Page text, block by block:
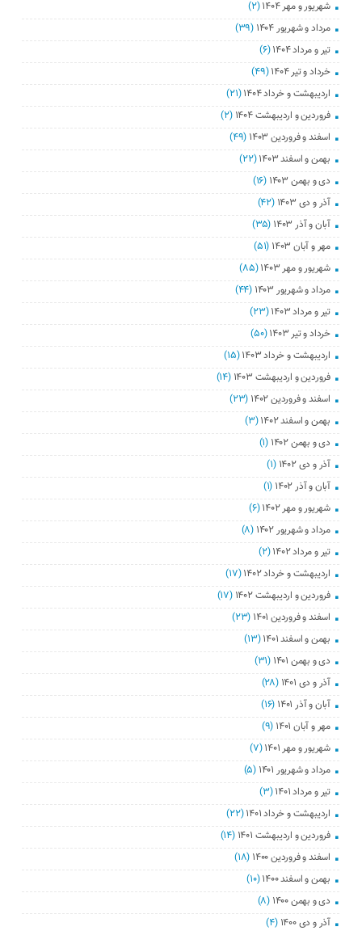
شهریور و مهر ۱۴۰۴
(۲)
مرداد و شهریور ۱۴۰۴
(۳۹)
تیر و مرداد ۱۴۰۴
(۶)
خرداد و تیر ۱۴۰۴
(۴۹)
اردیبهشت و خرداد ۱۴۰۴
(۲۱)
فروردین و اردیبهشت ۱۴۰۴
(۲)
اسفند و فروردین ۱۴۰۳
(۴۹)
بهمن و اسفند ۱۴۰۳
(۲۲)
دی و بهمن ۱۴۰۳
(۱۶)
آذر و دی ۱۴۰۳
(۴۲)
آبان و آذر ۱۴۰۳
(۳۵)
مهر و آبان ۱۴۰۳
(۵۱)
شهریور و مهر ۱۴۰۳
(۸۵)
مرداد و شهریور ۱۴۰۳
(۴۴)
تیر و مرداد ۱۴۰۳
(۲۳)
خرداد و تیر ۱۴۰۳
(۵۰)
اردیبهشت و خرداد ۱۴۰۳
(۱۵)
فروردین و اردیبهشت ۱۴۰۳
(۱۴)
اسفند و فروردین ۱۴۰۲
(۲۳)
بهمن و اسفند ۱۴۰۲
(۳)
دی و بهمن ۱۴۰۲
(۱)
آذر و دی ۱۴۰۲
(۱)
آبان و آذر ۱۴۰۲
(۱)
شهریور و مهر ۱۴۰۲
(۶)
مرداد و شهریور ۱۴۰۲
(۸)
تیر و مرداد ۱۴۰۲
(۲)
اردیبهشت و خرداد ۱۴۰۲
(۱۷)
فروردین و اردیبهشت ۱۴۰۲
(۱۷)
اسفند و فروردین ۱۴۰۱
(۲۳)
بهمن و اسفند ۱۴۰۱
(۱۳)
دی و بهمن ۱۴۰۱
(۳۱)
آذر و دی ۱۴۰۱
(۲۸)
آبان و آذر ۱۴۰۱
(۱۶)
مهر و آبان ۱۴۰۱
(۹)
شهریور و مهر ۱۴۰۱
(۷)
مرداد و شهریور ۱۴۰۱
(۵)
تیر و مرداد ۱۴۰۱
(۳)
اردیبهشت و خرداد ۱۴۰۱
(۲۲)
فروردین و اردیبهشت ۱۴۰۱
(۱۴)
اسفند و فروردین ۱۴۰۰
(۱۸)
بهمن و اسفند ۱۴۰۰
(۱۰)
دی و بهمن ۱۴۰۰
(۸)
آذر و دی ۱۴۰۰
(۴)